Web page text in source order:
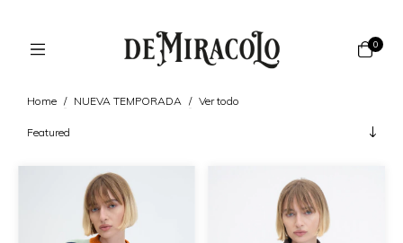
0
Home / NUEVA TEMPORADA / Ver todo